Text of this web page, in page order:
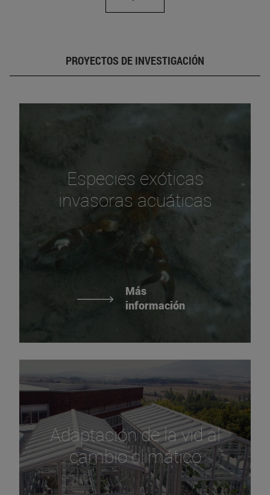
PROYECTOS DE INVESTIGACIÓN
Especies exóticas
invasoras acuáticas
Más
información
Adaptación de la vid al
cambio climático